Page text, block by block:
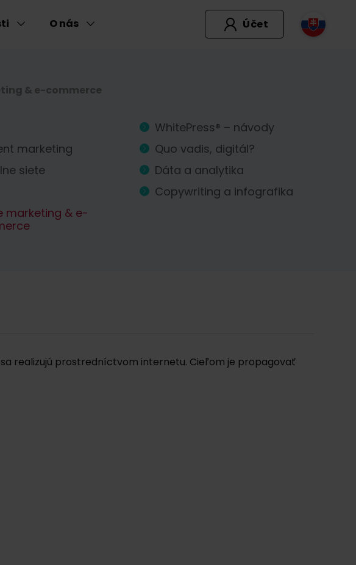
O nás Účet
& e-commerce
marketing
siete
marketing & e-
WhitePress® – návody
Quo vadis, digitál?
Dáta a analytika
Copywriting a infografika
realizujú prostredníctvom internetu. Cieľom je propagovať